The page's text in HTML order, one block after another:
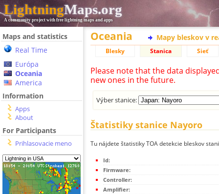
LightningMaps.org
A community project with free lightning maps and apps
Maps and statistics
Real Time
Európa
Oceania
America
Information
Apps
About
For Participants
Prihlasovacie meno
Oceania Mapy bleskov v
Blesky Stanica Sieť
Please note that the data
new ones in the future.
Výber stanice:
Štatistiky stanice Nayoro
Tu nájdete štatistiky TOA detekcie bleskov
Id:
Firmware:
Controller:
Amplifier: